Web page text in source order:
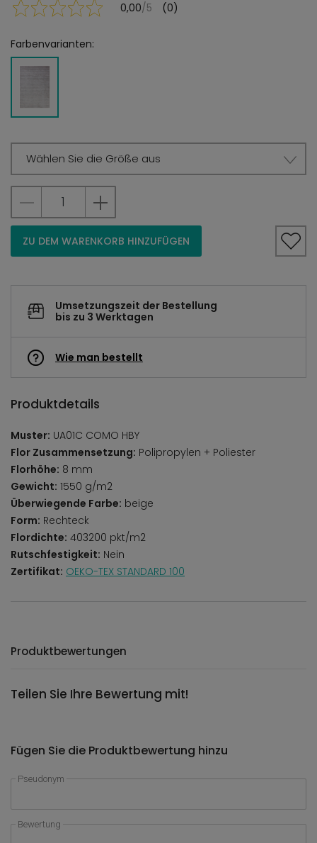
0,00/5 (0)
Farbenvarianten:
Wählen Sie die Größe aus
ZU DEM WARENKORB HINZUFÜGEN
Umsetzungszeit der Bestellung
bis zu 3 Werktagen
Wie man bestellt
Produktdetails
Muster: UA01C COMO HBY
Flor Zusammensetzung: Polipropylen + Poliester
Florhöhe: 8 mm
Gewicht: 1550 g/m2
Überwiegende Farbe: beige
Form: Rechteck
Flordichte: 403200 pkt/m2
Rutschfestigkeit: Nein
Zertifikat: OEKO-TEX STANDARD 100
Produktbewertungen
Teilen Sie Ihre Bewertung mit!
Fügen Sie die Produktbewertung hinzu
Pseudonym
Bewertung